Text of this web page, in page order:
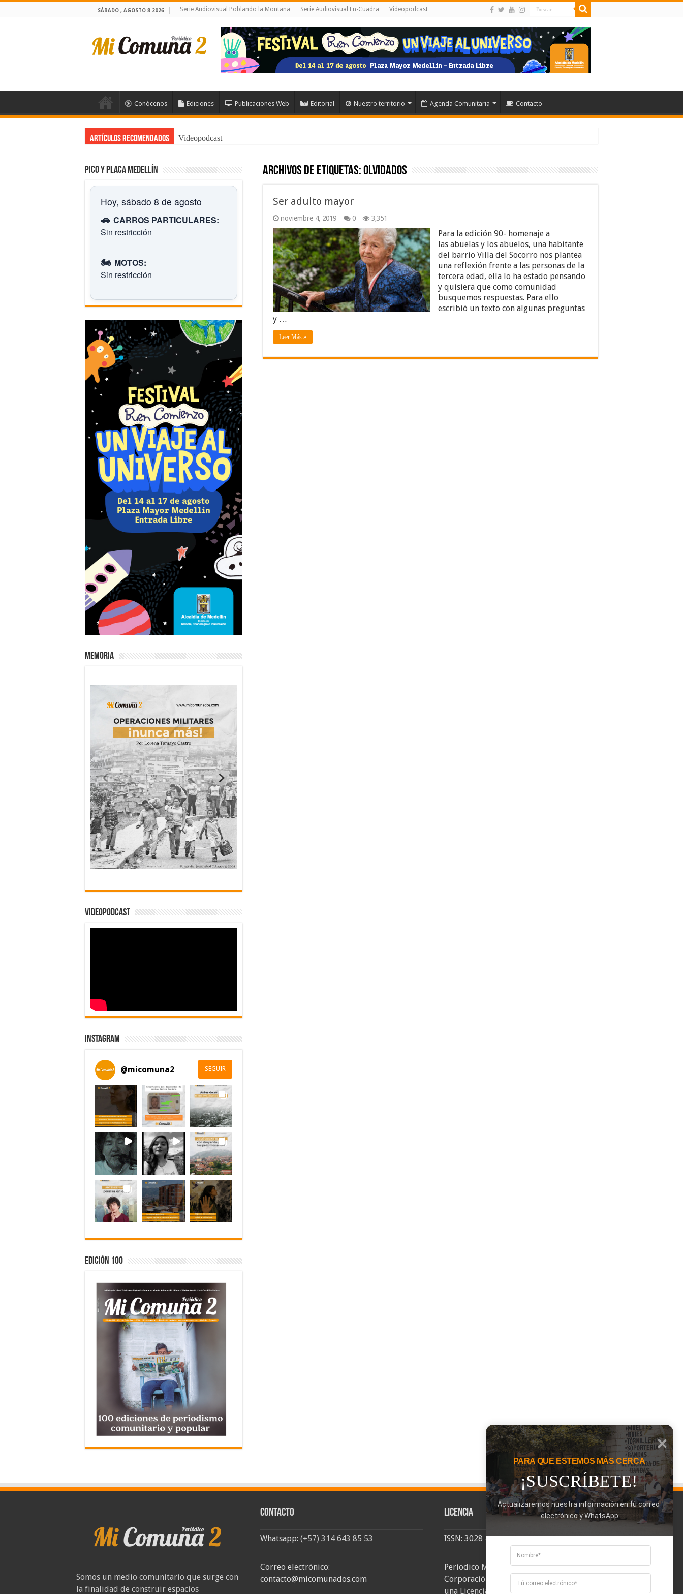
SÁBADO , AGOSTO 8 2026 Serie Audiovisual Poblando la Montaña Serie Audiovisual En-Cuadra Videopodcast
Conócenos Ediciones Publicaciones Web Editorial Nuestro territorio Agenda Comunitaria Contacto
Artículos Recomendados Videopodcast
Archivos de etiquetas:olvidados
Ser adulto mayor
noviembre 4, 2019 0 3,351
Para la edición 90- homenaje a
las abuelas y los abuelos, una habitante
del barrio Villa del Socorro nos plantea
una reflexión frente a las personas de la
tercera edad, ella lo ha estado pensando
y quisiera que como comunidad
busquemos respuestas. Para ello
escribió un texto con algunas preguntas
y …
Leer Más »
Pico y placa Medellín
Hoy, sábado 8 de agosto
🚗 CARROS PARTICULARES:
Sin restricción
🏍️ MOTOS:
Sin restricción
Memoria
Videopodcast
Instagram
@micomuna2 SEGUIR
Edición 100
Somos un medio comunitario que surge con
la finalidad de construir espacios
Contacto
Whatsapp: (+57) 314 643 85 53
Correo electrónico:
contacto@micomunados.com
Licencia
ISSN: 3028 - 6026
Periodico Mi Comuna 2, elaborado por
Corporación Mi Comuna se distribuye bajo
una Licencia Creative Commons Atribución-
PARA QUE ESTEMOS MÁS CERCA
¡SUSCRÍBETE!
Actualizaremos nuestra información en tú correo
electrónico y WhatsApp